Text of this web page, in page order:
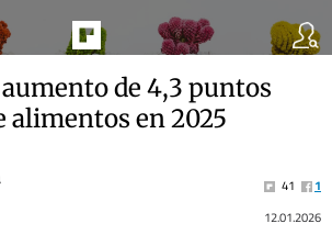
de 4,3 puntos
alimentos en 2025
41
1
12.01.2026